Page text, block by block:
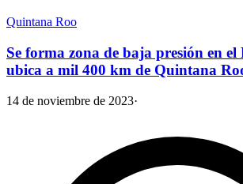
Quintana Roo
Se forma zona de baja presión en
ubica a mil 400 km de Quintana
14 de noviembre de 2023·